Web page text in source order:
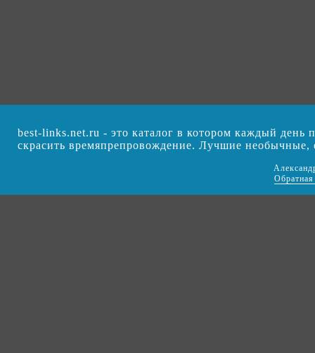
best-links.net.ru - это каталог в котором каждый день
скрасить времяпрепровождение. Лучшие
Обратная